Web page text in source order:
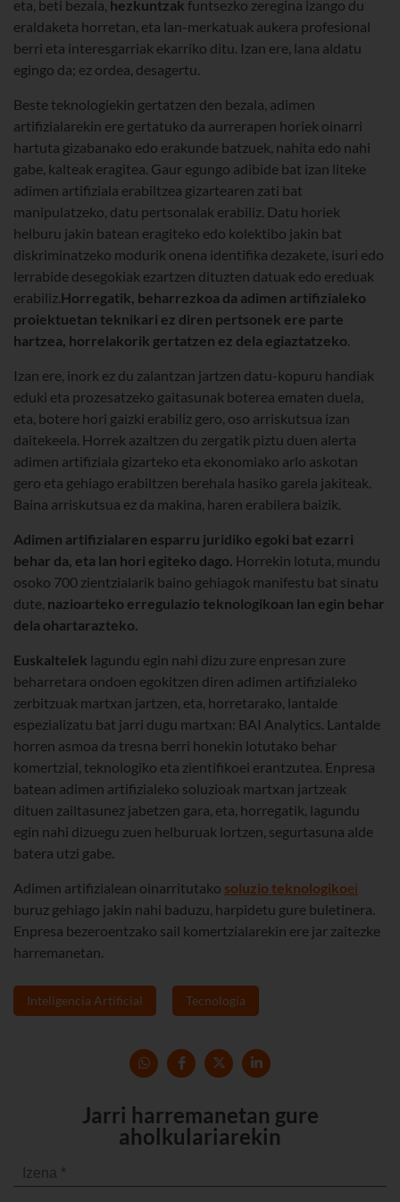
eta, beti bezala, hezkuntzak funtsezko zeregina izango du
eraldaketa horretan, eta lan-merkatuak aukera profesional
berri eta interesgarriak ekarriko ditu. Izan ere, lana aldatu
egingo da; ez ordea, desagertu.
Beste teknologiekin gertatzen den bezala, adimen
artifizialarekin ere gertatuko da aurrerapen horiek oinarri
hartuta gizabanako edo erakunde batzuek, nahita edo nahi
gabe, kalteak eragitea. Gaur egungo adibide bat izan liteke
adimen artifiziala erabiltzea gizartearen zati bat
manipulatzeko, datu pertsonalak erabiliz. Datu horiek
helburu jakin batean eragiteko edo kolektibo jakin bat
diskriminatzeko modurik onena identifika dezakete, isuri edo
lerrabide desegokiak ezartzen dituzten datuak edo ereduak
erabiliz.Horregatik, beharrezkoa da adimen artifizialeko
proiektuetan teknikari ez diren pertsonek ere parte
hartzea, horrelakorik gertatzen ez dela egiaztatzeko.
Izan ere, inork ez du zalantzan jartzen datu-kopuru handiak
eduki eta prozesatzeko gaitasunak boterea ematen duela,
eta, botere hori gaizki erabiliz gero, oso arriskutsua izan
daitekeela. Horrek azaltzen du zergatik piztu duen alerta
adimen artifiziala gizarteko eta ekonomiako arlo askotan
gero eta gehiago erabiltzen berehala hasiko garela jakiteak.
Baina arriskutsua ez da makina, haren erabilera baizik.
Adimen artifizialaren esparru juridiko egoki bat ezarri
behar da, eta lan hori egiteko dago. Horrekin lotuta, mundu
osoko 700 zientzialarik baino gehiagok manifestu bat sinatu
dute, nazioarteko erregulazio teknologikoan lan egin behar
dela ohartarazteko.
Euskaltelek lagundu egin nahi dizu zure enpresan zure
beharretara ondoen egokitzen diren adimen artifizialeko
zerbitzuak martxan jartzen, eta, horretarako, lantalde
espezializatu bat jarri dugu martxan: BAI Analytics. Lantalde
horren asmoa da tresna berri honekin lotutako behar
komertzial, teknologiko eta zientifikoei erantzutea. Enpresa
batean adimen artifizialeko soluzioak martxan jartzeak
dituen zailtasunez jabetzen gara, eta, horregatik, lagundu
egin nahi dizuegu zuen helburuak lortzen, segurtasuna alde
batera utzi gabe.
Adimen artifizialean oinarritutako soluzio teknologikoei
buruz gehiago jakin nahi baduzu, harpidetu gure buletinera.
Enpresa bezeroentzako sail komertzialarekin ere jar zaitezke
harremanetan.
Inteligencia Artificial Tecnología
Jarri harremanetan gure
aholkulariarekin